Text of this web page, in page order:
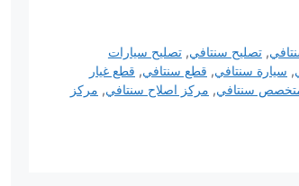
,تصليح سنتافي,تصليح سيارات
, سيارة سنتافي, قطع سنتافي, قطع غيار
سنتافي, مركز اصلاح سنتافي, مركز